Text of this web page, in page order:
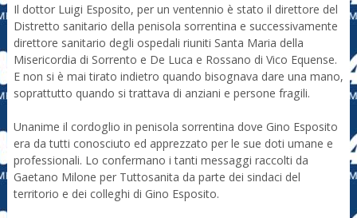
Il dottor Luigi Esposito, per un ventennio è stato il direttore del
Distretto sanitario della penisola sorrentina e successivamente
direttore sanitario degli ospedali riuniti Santa Maria della
Misericordia di Sorrento e De Luca e Rossano di Vico Equense.
E non si è mai tirato indietro quando bisognava dare una mano,
soprattutto quando si trattava di anziani e persone fragili.
Unanime il cordoglio in penisola sorrentina dove Gino Esposito
era da tutti conosciuto ed apprezzato per le sue doti umane e
professionali. Lo confermano i tanti messaggi raccolti da
Gaetano Milone per Tuttosanita da parte dei sindaci del
territorio e dei colleghi di Gino Esposito.